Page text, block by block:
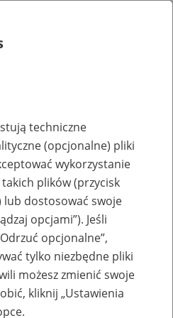
lub
zakładów pracy
techniczne
(opcjonalne) pliki
wykorzystanie
plików (przycisk
lub dostosować swoje
opcjami”). Jeśli
opcjonalne”,
tylko niezbędne pliki
możesz zmienić swoje
kliknij „Ustawienia